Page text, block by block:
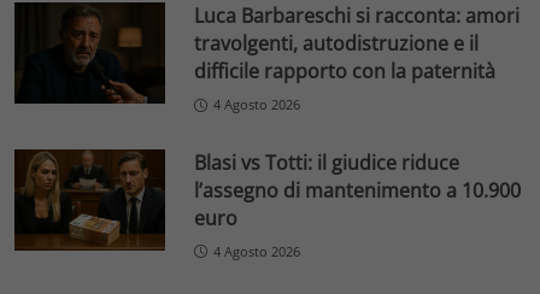
Luca Barbareschi si racconta: amori
travolgenti, autodistruzione e il
difficile rapporto con la paternità
4 Agosto 2026
Blasi vs Totti: il giudice riduce
l’assegno di mantenimento a 10.900
euro
4 Agosto 2026